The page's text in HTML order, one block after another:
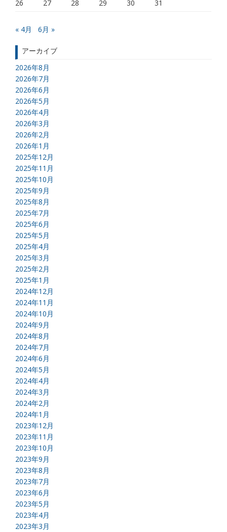
26 27 28 29 30 31
« 4月 6月 »
アーカイブ
2026年8月
2026年7月
2026年6月
2026年5月
2026年4月
2026年3月
2026年2月
2026年1月
2025年12月
2025年11月
2025年10月
2025年9月
2025年8月
2025年7月
2025年6月
2025年5月
2025年4月
2025年3月
2025年2月
2025年1月
2024年12月
2024年11月
2024年10月
2024年9月
2024年8月
2024年7月
2024年6月
2024年5月
2024年4月
2024年3月
2024年2月
2024年1月
2023年12月
2023年11月
2023年10月
2023年9月
2023年8月
2023年7月
2023年6月
2023年5月
2023年4月
2023年3月